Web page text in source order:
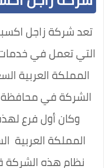
تعد شركة زاجل
التي تعمل في
المملكة العربية
وكان أول فرع
المملكة العربية
نظام هذه الشركة